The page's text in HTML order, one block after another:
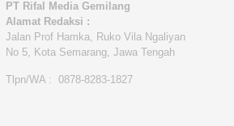
PT Rifal Media Gemilang
Alamat Redaksi :
Jalan Prof Hamka, Ruko Vila Ngaliyan
No 5, Kota Semarang, Jawa Tengah
Tlpn/WA : 0878-8283-1827